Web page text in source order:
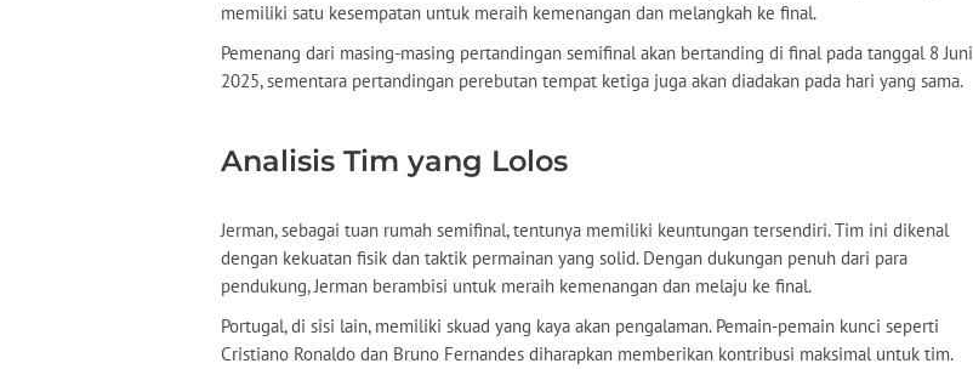
memiliki satu kesempatan untuk meraih kemenangan dan melangkah ke final.
Pemenang dari masing-masing pertandingan semifinal akan bertanding di final pada tanggal 8 Juni
2025, sementara pertandingan perebutan tempat ketiga juga akan diadakan pada hari yang sama.
Analisis Tim yang Lolos
Jerman, sebagai tuan rumah semifinal, tentunya memiliki keuntungan tersendiri. Tim ini dikenal
dengan kekuatan fisik dan taktik permainan yang solid. Dengan dukungan penuh dari para
pendukung, Jerman berambisi untuk meraih kemenangan dan melaju ke final.
Portugal, di sisi lain, memiliki skuad yang kaya akan pengalaman. Pemain-pemain kunci seperti
Cristiano Ronaldo dan Bruno Fernandes diharapkan memberikan kontribusi maksimal untuk tim.